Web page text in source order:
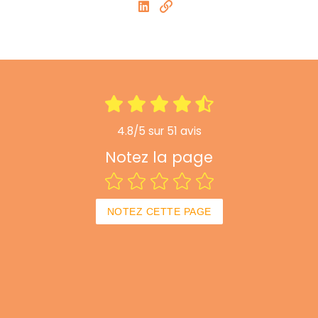
4.8/5 sur 51 avis
Notez la page
NOTEZ CETTE PAGE